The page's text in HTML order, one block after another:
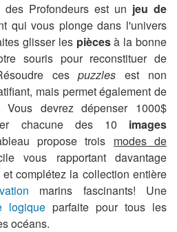
Profondeurs est un jeu de
qui vous plonge dans l'univers
glisser les piècesà la bonne
souris pour reconstituer de
cespuzzles est non
mais permet également de
devrez dépenser 1000$
chacune des 10 images
propose trois modes de
vous rapportant davantage
complétez la collection entière
marins fascinants! Une
logique parfaite pour tous les
océans.